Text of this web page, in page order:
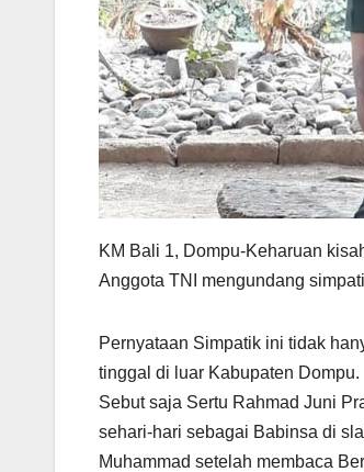
KM Bali 1, Dompu-Keharuan
Anggota TNI mengundang
Pernyataan Simpatik ini tidak
tinggal di luar Kabupaten Dompu.
Sebut saja Sertu Rahmad Juni
sehari-hari sebagai Babinsa di
Muhammad setelah membaca